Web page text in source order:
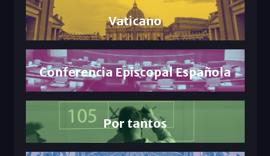
Vaticano
Conferencia Episcopal Española
Por tantos